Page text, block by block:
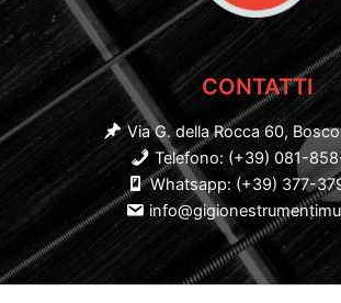
CONTATTI
Via G. della Rocca 60,
Telefono: (+39) 081-
Whatsapp: (+39) 377-